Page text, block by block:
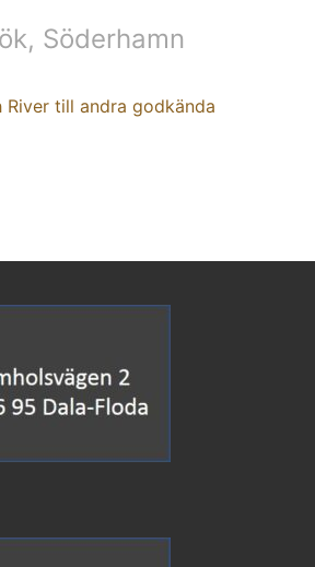
Söderhamn
River till andra godkända